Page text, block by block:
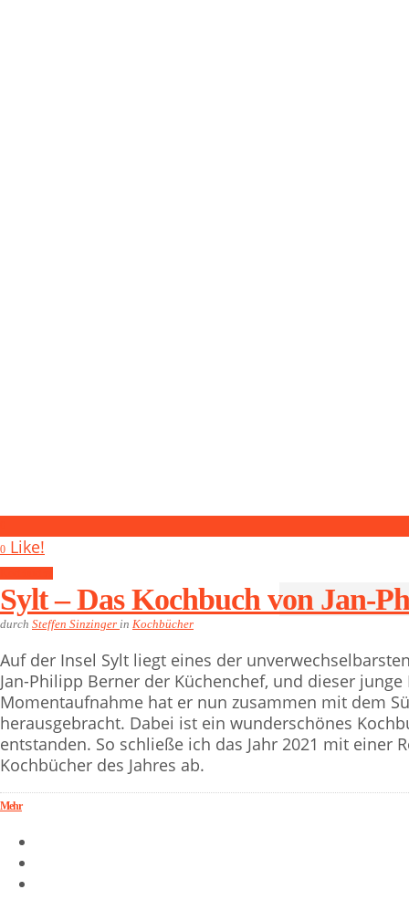
0 Like!
Sylt – Das Kochbuch von Jan-
durch Steffen Sinzinger in Kochbücher
Auf der Insel Sylt liegt eines der
Jan-Philipp Berner der Küchenchef, und dieser
Momentaufnahme hat er nun zusammen mit dem
herausgebracht. Dabei ist ein wunderschönes
entstanden. So schließe ich das Jahr 2021 mit einer
Kochbücher des Jahres ab.
Mehr